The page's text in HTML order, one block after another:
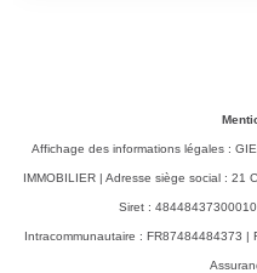
Affichage des informations légales :
IMMOBILIER | Adresse siège social : 21
Siret :
Intracommunautaire : FR87484484373 |